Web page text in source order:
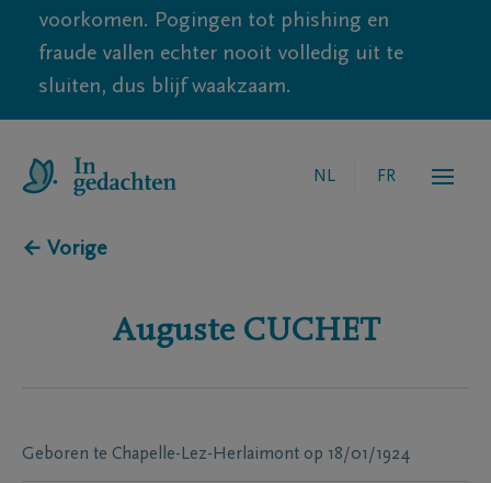
voorkomen. Pogingen tot phishing en
fraude vallen echter nooit volledig uit te
sluiten, dus blijf waakzaam.
NL FR
← Vorige
Auguste CUCHET
Geboren te Chapelle-Lez-Herlaimont op 18/01/1924